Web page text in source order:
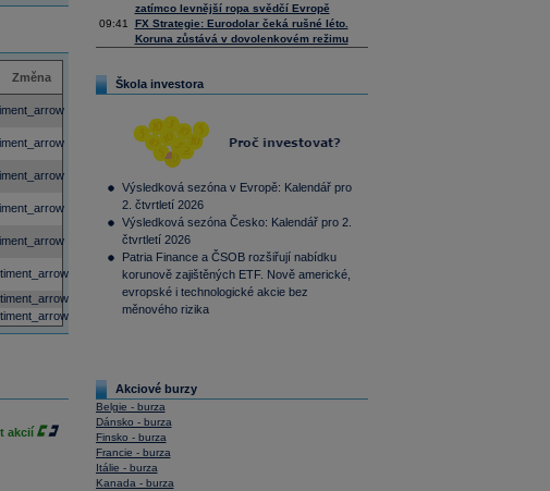
Změna
akcií
zatímco levnější ropa svědčí Evropě
09:41
FX Strategie: Eurodolar čeká rušné léto.
Koruna zůstává v dovolenkovém režimu
Škola investora
Výsledková sezóna v Evropě: Kalendář pro
2. čtvrtletí 2026
Výsledková sezóna Česko: Kalendář pro 2.
čtvrtletí 2026
Patria Finance a ČSOB rozšiřují nabídku
korunově zajištěných ETF. Nově americké,
evropské i technologické akcie bez
měnového rizika
Akciové burzy
Belgie - burza
Dánsko - burza
Finsko - burza
Francie - burza
Itálie - burza
Kanada - burza